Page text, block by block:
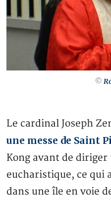
©
Le cardinal Joseph
une messe de Saint
Kong avant de diriger
eucharistique, ce qui
dans une île en voie